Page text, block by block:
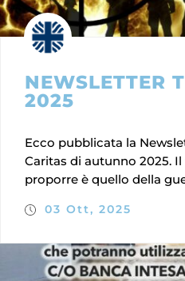
NEWSLETTER
2025
Ecco pubblicata la
Caritas di autunno 2025.
proporre è quello della
03 Ott, 2025